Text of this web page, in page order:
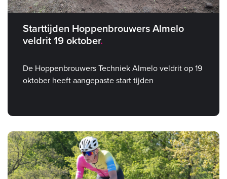
Starttijden Hoppenbrouwers Almelo
veldrit 19 oktober
De Hoppenbrouwers Techniek Almelo veldrit op 19
oktober heeft aangepaste start tijden